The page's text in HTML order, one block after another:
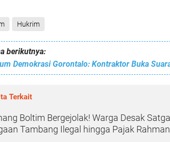
Hukrim
berikutnya:
Terkait
Boltim Bergejolak! Warga Desak
Tambang Ilegal hingga Pajak